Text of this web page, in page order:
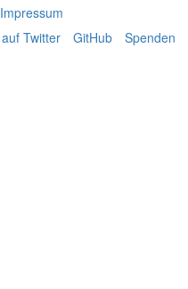
Twitter
GitHub Spenden